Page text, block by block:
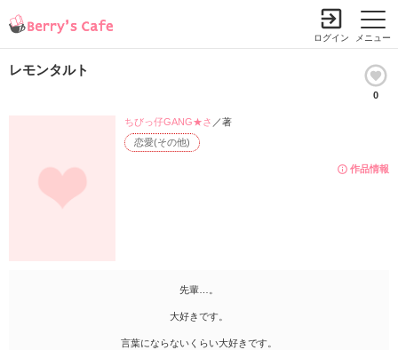
メニュー
ログイン
レモンタルト
0
作品情報
恋愛(その他)
ちびっ仔GANG★さ ／著
先輩…。
大好きです。
言葉にならないくらい大好きです。